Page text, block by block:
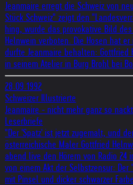
Jeanmaire erregt die Schweiz von
Stück Schweiz" zeigt den
hing, wurde das provokative Bild
Helnwein verboten. Die Hosen hat
durfte Jeanmaire behalten:
in seinem Atelier in Burg Brohl bei
28.09.1992
Schweizer Illustrierte
Jeanmaire - nicht mehr ganz so nackt
Leserbriefe
"Der 'Spatz' ist jetzt zugemalt, und
österreichische Maler Gottfried
abend live den Hörern von Radio 24
von einem Akt der Selbstzensur:
mit Pinsel und dicker schwarzer